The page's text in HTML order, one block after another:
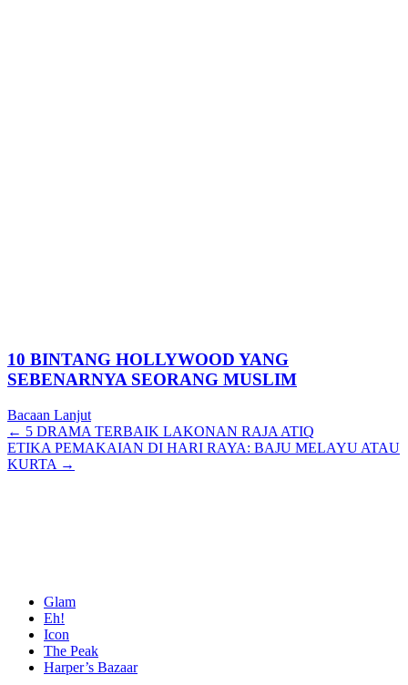
10 BINTANG HOLLYWOOD YANG
SEBENARNYA SEORANG MUSLIM
Bacaan Lanjut
Posts
navigation
← 5 DRAMA TERBAIK LAKONAN RAJA ATIQ
ETIKA PEMAKAIAN DI HARI RAYA: BAJU MELAYU ATAU
KURTA →
Glam
Eh!
Icon
The Peak
Harper’s Bazaar